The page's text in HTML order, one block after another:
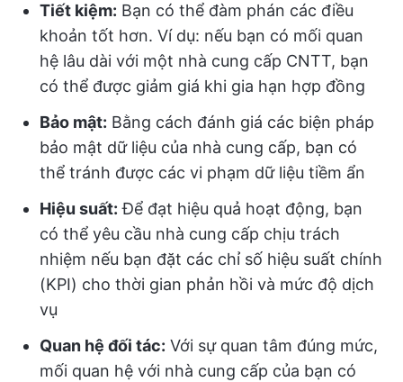
Tiết kiệm: Bạn có thể đàm phán các điều
khoản tốt hơn. Ví dụ: nếu bạn có mối quan
hệ lâu dài với một nhà cung cấp CNTT, bạn
có thể được giảm giá khi gia hạn hợp đồng
Bảo mật: Bằng cách đánh giá các biện pháp
bảo mật dữ liệu của nhà cung cấp, bạn có
thể tránh được các vi phạm dữ liệu tiềm ẩn
Hiệu suất: Để đạt hiệu quả hoạt động, bạn
có thể yêu cầu nhà cung cấp chịu trách
nhiệm nếu bạn đặt các chỉ số hiệu suất chính
(KPI) cho thời gian phản hồi và mức độ dịch
vụ
Quan hệ đối tác: Với sự quan tâm đúng mức,
mối quan hệ với nhà cung cấp của bạn có